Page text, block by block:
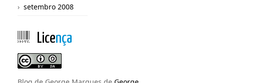
setembro 2008
Licença